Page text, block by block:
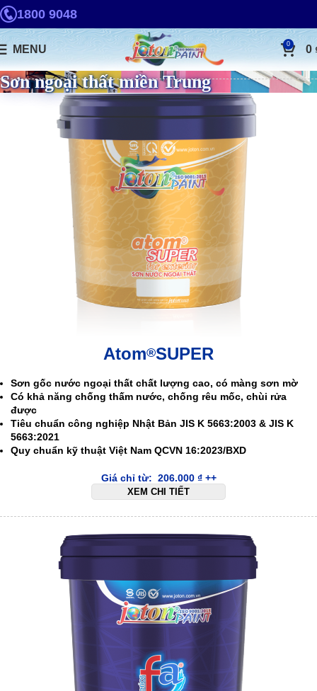
1800 9048
MENU 0 0
Sơn ngoại thất miền Trung
Atom®SUPER
Sơn gốc nước ngoại thất chất lượng cao, có màng sơn mờ
Có khả năng chống thấm nước, chống rêu mốc, chùi rửa
được
Tiêu chuẩn công nghiệp Nhật Bản JIS K 5663:2003 & JIS K
5663:2021
Quy chuẩn kỹ thuật Việt Nam QCVN 16:2023/BXD
Giá chỉ từ: 206.000 ₫++
XEM CHI TIẾT